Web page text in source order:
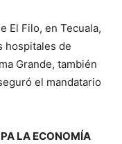
El Filo, en Tecuala,
hospitales de
Grande, también
el mandatario
LA ECONOMÍA